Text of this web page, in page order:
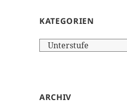
KATEGORIEN
Kategorien
ARCHIV